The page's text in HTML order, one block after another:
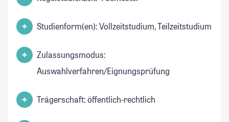
Studienform(en): Vollzeitstudium, Teilzeitstudium
Zulassungsmodus:
Auswahlverfahren/Eignungsprüfung
Trägerschaft: öffentlich-rechtlich